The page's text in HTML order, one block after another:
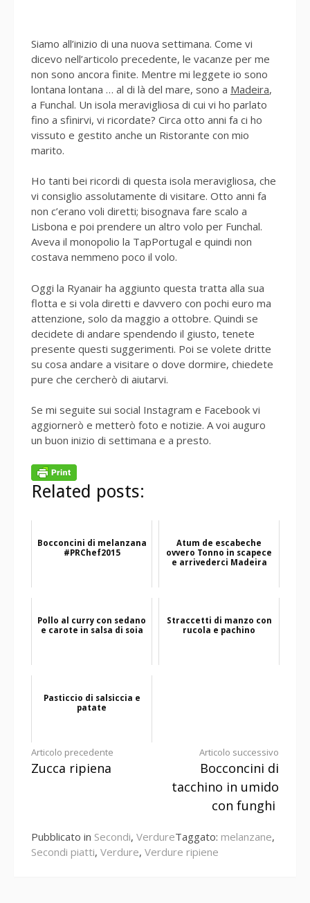
Siamo all’inizio di una nuova settimana. Come vi
dicevo nell’articolo precedente, le vacanze per me
non sono ancora finite. Mentre mi leggete io sono
lontana lontana … al di là del mare, sono a Madeira,
a Funchal. Un isola meravigliosa di cui vi ho parlato
fino a sfinirvi, vi ricordate? Circa otto anni fa ci ho
vissuto e gestito anche un Ristorante con mio
marito.
Ho tanti bei ricordi di questa isola meravigliosa, che
vi consiglio assolutamente di visitare. Otto anni fa
non c’erano voli diretti; bisognava fare scalo a
Lisbona e poi prendere un altro volo per Funchal.
Aveva il monopolio la TapPortugal e quindi non
costava nemmeno poco il volo.
Oggi la Ryanair ha aggiunto questa tratta alla sua
flotta e si vola diretti e davvero con pochi euro ma
attenzione, solo da maggio a ottobre. Quindi se
decidete di andare spendendo il giusto, tenete
presente questi suggerimenti. Poi se volete dritte
su cosa andare a visitare o dove dormire, chiedete
pure che cercherò di aiutarvi.
Se mi seguite sui social Instagram e Facebook vi
aggiornerò e metterò foto e notizie. A voi auguro
un buon inizio di settimana e a presto.
Related posts:
Bocconcini di melanzana
#PRChef2015
Atum de escabeche
ovvero Tonno in scapece
e arrivederci Madeira
Pollo al curry con sedano
e carote in salsa di soia
Straccetti di manzo con
rucola e pachino
Pasticcio di salsiccia e
patate
Continua
Articolo precedente
Zucca ripiena
Articolo successivo
Bocconcini di
tacchino in umido
con funghi
Pubblicato in Secondi, VerdureTaggato: melanzane,
Secondi piatti, Verdure, Verdure ripiene